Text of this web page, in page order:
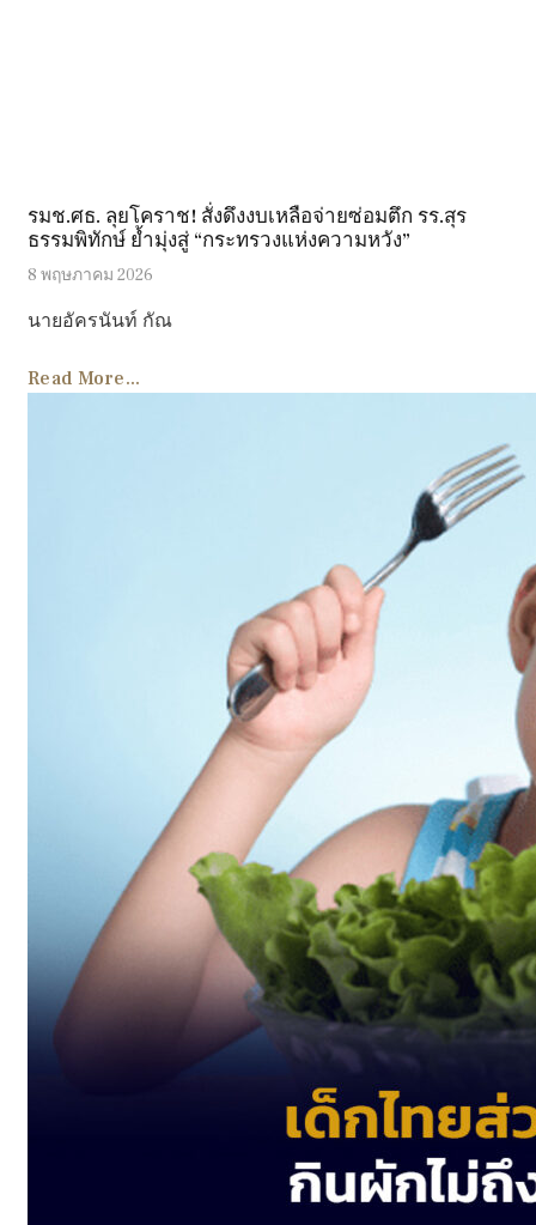
รมช.ศธ. ลุยโคราช! สั่งดึงงบเหลือจ่ายซ่อมตึก รร.สุร
ธรรมพิทักษ์ ย้ำมุ่งสู่ “กระทรวงแห่งความหวัง”
8 พฤษภาคม 2026
นายอัครนันท์ กัณ
Read More...